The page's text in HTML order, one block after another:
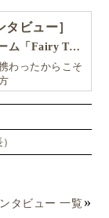
ビュー］
バイリンガルアート保育ルーム「Fairy Tale（フェアリーテイル）」
わったからこそ
タビュー 一覧